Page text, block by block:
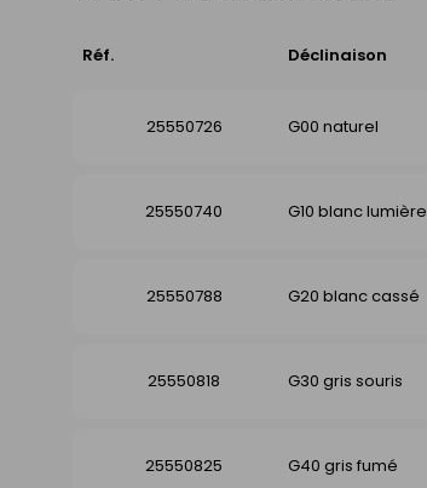
Réf. Déclinaison
25550726 G00 naturel
25550740 G10 blanc lumière
25550788 G20 blanc cassé
25550818 G30 gris souris
25550825 G40 gris fumé